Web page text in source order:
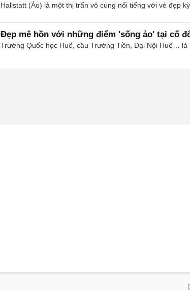
Hallstatt (Áo) là một thị trấn vô cùng nổi tiếng với vẻ đẹp
Đẹp mê hồn với những điểm 'sống ảo' tại cố
Trường Quốc học Huế, cầu Trường Tiền, Đại Nội Huế…